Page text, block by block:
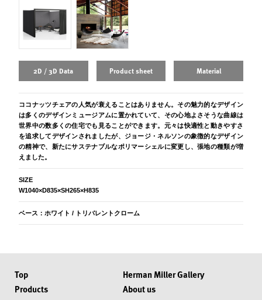
2D / 3D Data Product sheet Material
ココナッツチェアの人気が衰えることはありません。その魅力的なデザイン
は多くのデザインミュージアムに置かれていて、その心地よさそうな曲線は
世界中の数多くの住宅でも見ることができます。元々は快適性と動きやすさ
を追求してデザインされましたが、ジョージ・ネルソンの象徴的なデザイン
の精神で、新たにサステナブルなポリマーシェルに変更し、張地の種類が増
えました。
SIZE
W1040×D835×SH265×H835
ベース：ホワイト / トリバレントクローム
Top
Products
Herman Miller Gallery
About us